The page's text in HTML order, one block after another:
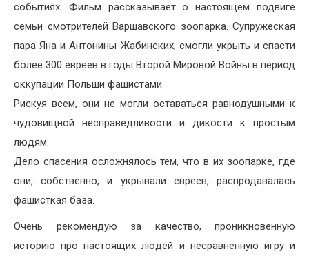
событиях. Фильм рассказывает о настоящем подвиге
семьи смотрителей Варшавского зоопарка. Супружеская
пара Яна и Антонины Жабинских, смогли укрыть и спасти
более 300 евреев в годы Второй Мировой Войны в период
оккупации Польши фашистами.
Рискуя всем, они не могли оставаться равнодушными к
чудовищной несправедливости и дикости к простым
людям.
Дело спасения осложнялось тем, что в их зоопарке, где
они, собственно, и укрывали евреев, распродавалась
фашисткая база.
Очень рекомендую за качество, проникновенную
историю про настоящих людей и несравненную игру и